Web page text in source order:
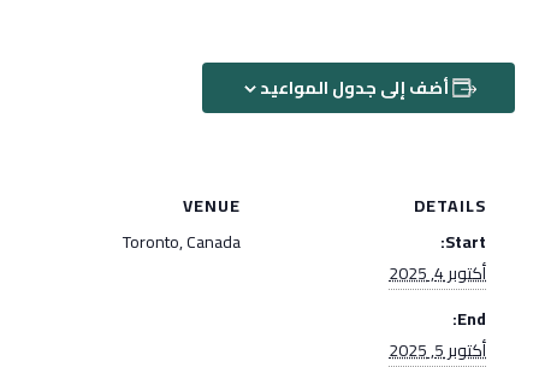
أضف إلى جدول المواعيد
DETAILS
Start:
أكتوبر 4, 2025
End:
أكتوبر 5, 2025
VENUE
Toronto, Canada